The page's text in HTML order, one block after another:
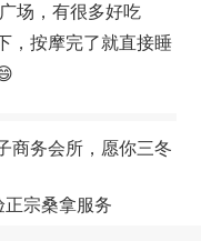
场，有很多好吃
，按摩完了就直接睡
商务会所，愿你三冬
正宗桑拿服务